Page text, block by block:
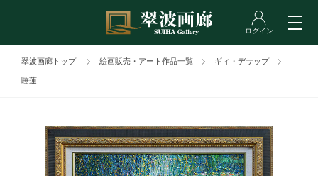
翠波画廊トップ 絵画販売・アート作品一覧 ギィ・デサップ
睡蓮